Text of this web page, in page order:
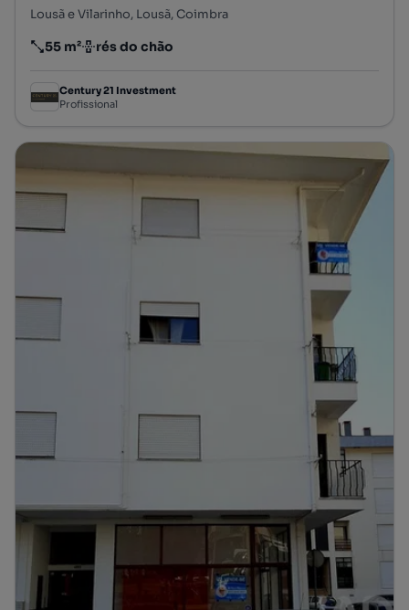
Lousã e Vilarinho, Lousã, Coimbra
Preço por metro quadrado
55 m²
Andar rés do chão
Century 21 Investment
Profissional